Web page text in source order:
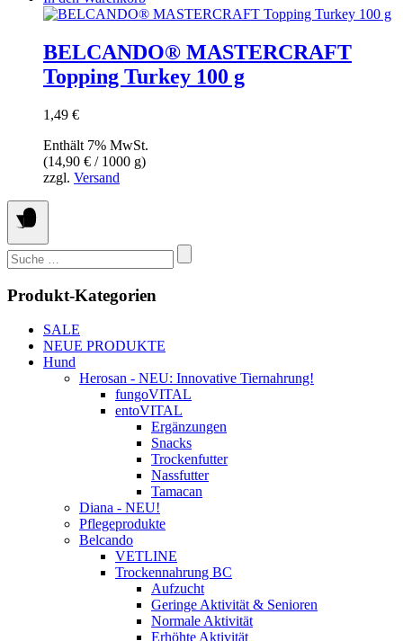
BELCANDO® MASTERCRAFT
Topping Turkey 100 g
1,49 €
Enthält 7% MwSt.
(14,90 € / 1000 g)
zzgl. Versand
Suchen
nach:
Produkt-Kategorien
SALE
NEUE PRODUKTE
Hund
Herosan - NEU: Innovative Tiernahrung!
fungoVITAL
entoVITAL
Ergänzungen
Snacks
Trockenfutter
Nassfutter
Tamacan
Diana - NEU!
Pflegeprodukte
Belcando
VETLINE
Trockennahrung BC
Aufzucht
Geringe Aktivität & Senioren
Normale Aktivität
Erhöhte Aktivität